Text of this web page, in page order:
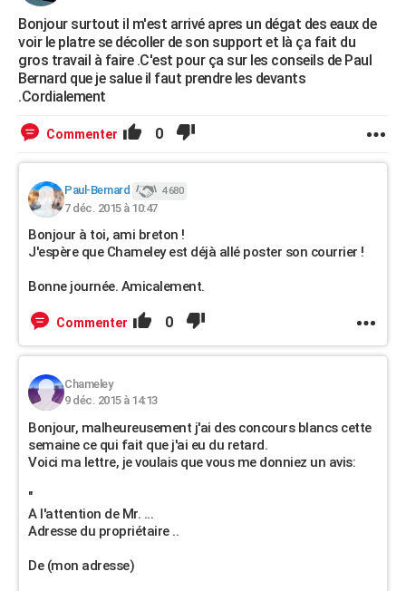
Bonjour surtout il m'est arrivé apres un dégat des eaux de
voir le platre se décoller de son support et là ça fait du
gros travail à faire .C'est pour ça sur les conseils de Paul
Bernard que je salue il faut prendre les devants
.Cordialement
Commenter 0
Paul-Bernard 4 680
7 déc. 2015 à 10:47
Bonjour à toi, ami breton !
J'espère que Chameley est déjà allé poster son courrier !
Bonne journée. Amicalement.
Commenter 0
Chameley
9 déc. 2015 à 14:13
Bonjour, malheureusement j'ai des concours blancs cette
semaine ce qui fait que j'ai eu du retard.
Voici ma lettre, je voulais que vous me donniez un avis:
"
A l'attention de Mr. ...
Adresse du propriétaire ..
De (mon adresse)